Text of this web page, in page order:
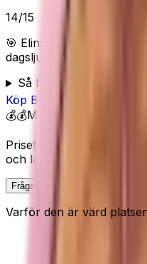
14/15
🎯 Elins poäng:
dagsljusvalet i paret.
Så bedömer Elin
Köp Beurer
💰💰Mellan
Priset visas inte här
och lagerstatus.
Fråga Elin om denna
Varför den är värd